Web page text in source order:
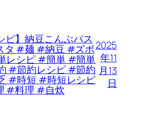
ピ】納豆こんぶパス
#麺 #納豆 #ズボ
レシピ #簡単 #簡単
#節約レシピ #節約
#時短 #時短レシピ
#料理 #自炊
2025
年11
月13
日